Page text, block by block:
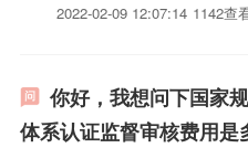
2022-02-09 12:07:14 1142查
你好，我想问下国家
体系认证监督审核费用是